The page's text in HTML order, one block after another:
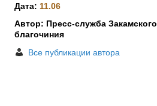
Дата: 11.06
Автор: Пресс-служба Закамского
благочиния
Все публикации автора